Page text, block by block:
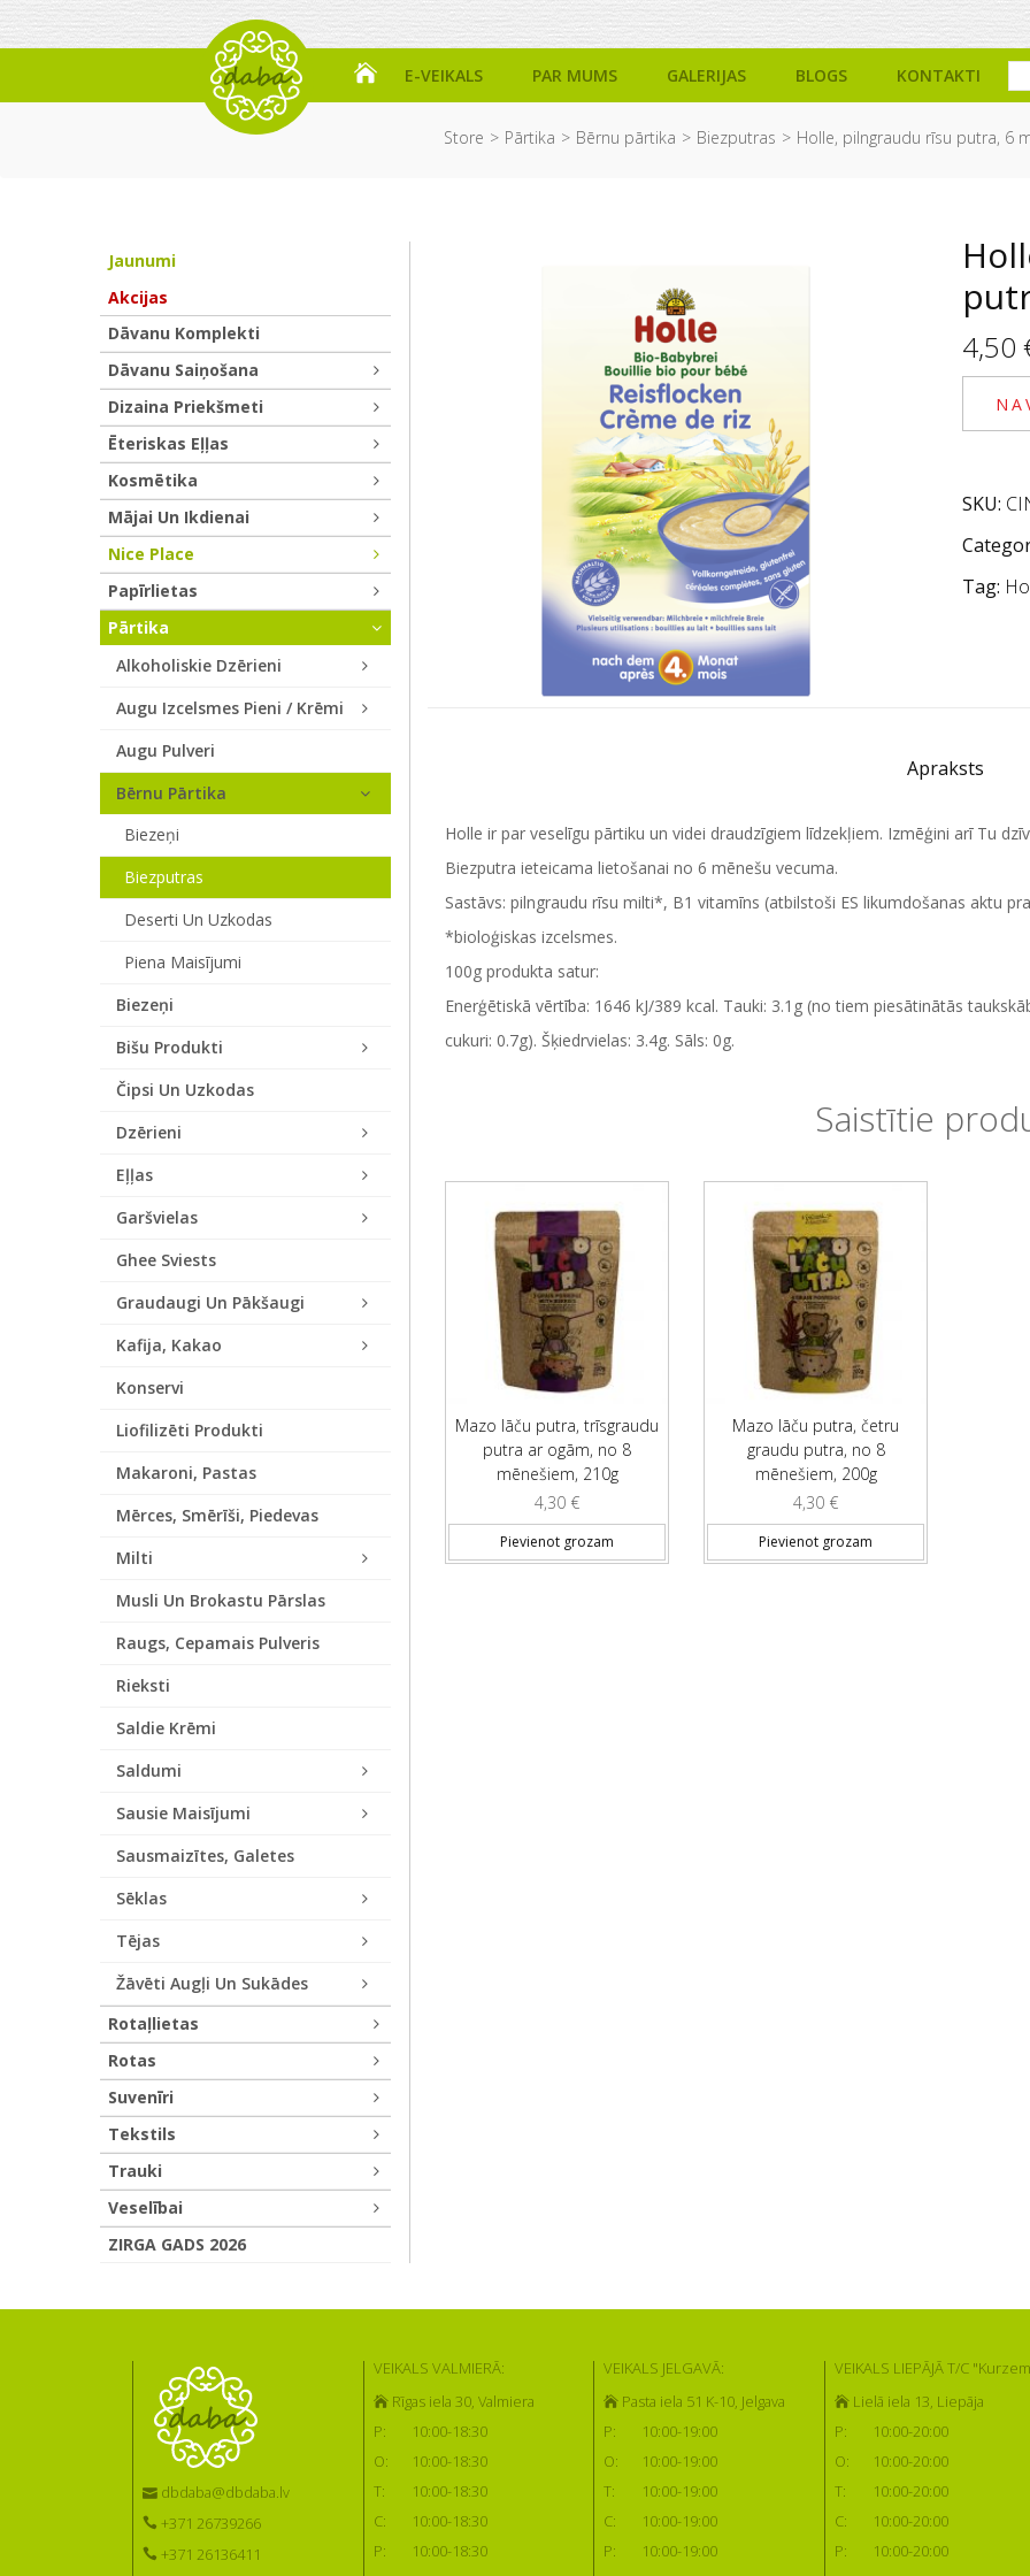
E-VEIKALS PAR MUMS GALERIJAS BLOGS KONTAKTI
Store Pārtika Bērnu pārtika Biezputras Holle, pilngraudu rīsu putra, 6
4,50
SKU:
Tag:
Apraksts
Holle ir par veselīgu pārtiku un videi draudzīgiem līdzekļiem. Izmēģini arī Tu
Biezputra ieteicama lietošanai no 6 mēnešu vecuma.
Sastāvs: pilngraudu rīsu milti*, B1 vitamīns (atbilstoši ES likumdošanas aktu
*bioloģiskas izcelsmes.
100g produkta satur:
Enerģētiskā vērtība: 1646 kJ/389 kcal. Tauki: 3.1g (no tiem piesātinātās
cukuri: 0.7g). Šķiedrvielas: 3.4g. Sāls: 0g.
Saistītie
Mazo lāču putra, trīsgraudu
putra ar ogām, no 8
mēnešiem, 210g
4,30 €
Pievienot grozam
Mazo lāču putra, četru
graudu putra, no 8
mēnešiem, 200g
4,30 €
Pievienot grozam
Jaunumi
Akcijas
Dāvanu Komplekti
Dāvanu Saiņošana
Dizaina Priekšmeti
Ēteriskas Eļļas
Kosmētika
Mājai Un Ikdienai
Nice Place
Papīrlietas
Pārtika
Alkoholiskie Dzērieni
Augu Izcelsmes Pieni / Krēmi
Augu Pulveri
Bērnu Pārtika
Biezeņi
Biezputras
Deserti Un Uzkodas
Piena Maisījumi
Biezeņi
Bišu Produkti
Čipsi Un Uzkodas
Dzērieni
Eļļas
Garšvielas
Ghee Sviests
Graudaugi Un Pākšaugi
Kafija, Kakao
Konservi
Liofilizēti Produkti
Makaroni, Pastas
Mērces, Smērīši, Piedevas
Milti
Musli Un Brokastu Pārslas
Raugs, Cepamais Pulveris
Rieksti
Saldie Krēmi
Saldumi
Sausie Maisījumi
Sausmaizītes, Galetes
Sēklas
Tējas
Žāvēti Augļi Un Sukādes
Rotaļlietas
Rotas
Suvenīri
Tekstils
Trauki
Veselībai
ZIRGA GADS 2026
dbdaba@dbdaba.lv
+371 26739266
+371 26136411
VEIKALS VALMIERĀ:
Rīgas iela 30, Valmiera
P:
10:00-18:30
O:
10:00-18:30
T:
10:00-18:30
C:
10:00-18:30
P:
10:00-18:30
VEIKALS JELGAVĀ:
Pasta iela 51 K-10, Jelgava
P:
10:00-19:00
O:
10:00-19:00
T:
10:00-19:00
C:
10:00-19:00
P:
10:00-19:00
VEIKALS LIEPĀJĀ T/C
Lielā iela 13, Liepāja
P:
10:00-20:00
O:
10:00-20:00
T:
10:00-20:00
C:
10:00-20:00
P:
10:00-20:00